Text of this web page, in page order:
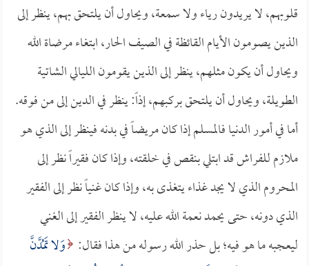
قلوبهم، لا يريدون رياء ولا سمعة، ويحاول أن يلتحق بهم، ينظر إلى
الذين يصومون الأيام القائظة في الصيف الحار، ابتغاء مرضاة الله
ويحاول أن يكون مثلهم، ينظر إلى الذين يقومون الليالي الشاتية
الطويلة، ويحاول أن يلتحق بركبهم، إذاً: ينظر في الدين إلى من فوقه.
أما في أمور الدنيا فالمسلم إذا كان مريضاً في بدنه فينظر إلى الذي هو
ملازم للفراش قد ابتلي بنقص في خلقته، وإذا كان فقيراً نظر إلى
المحروم الذي لا يجد غذاء يتغذى به، وإذا كان غنياً نظر إلى الفقير
الذي دونه، حتى يحمد نعمة الله عليه، لا ينظر الفقير إلى الغني
ليعجبه ما هو فيه؛ بل حذر الله رسوله من هذا فقال: وَلا تَمُدَّنَّ